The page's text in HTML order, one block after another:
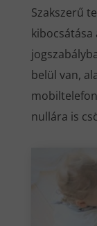
Szakszerű
belül van,
nullára is